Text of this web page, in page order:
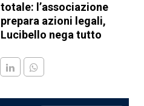
totale: l’associazione
prepara azioni legali,
Lucibello nega tutto